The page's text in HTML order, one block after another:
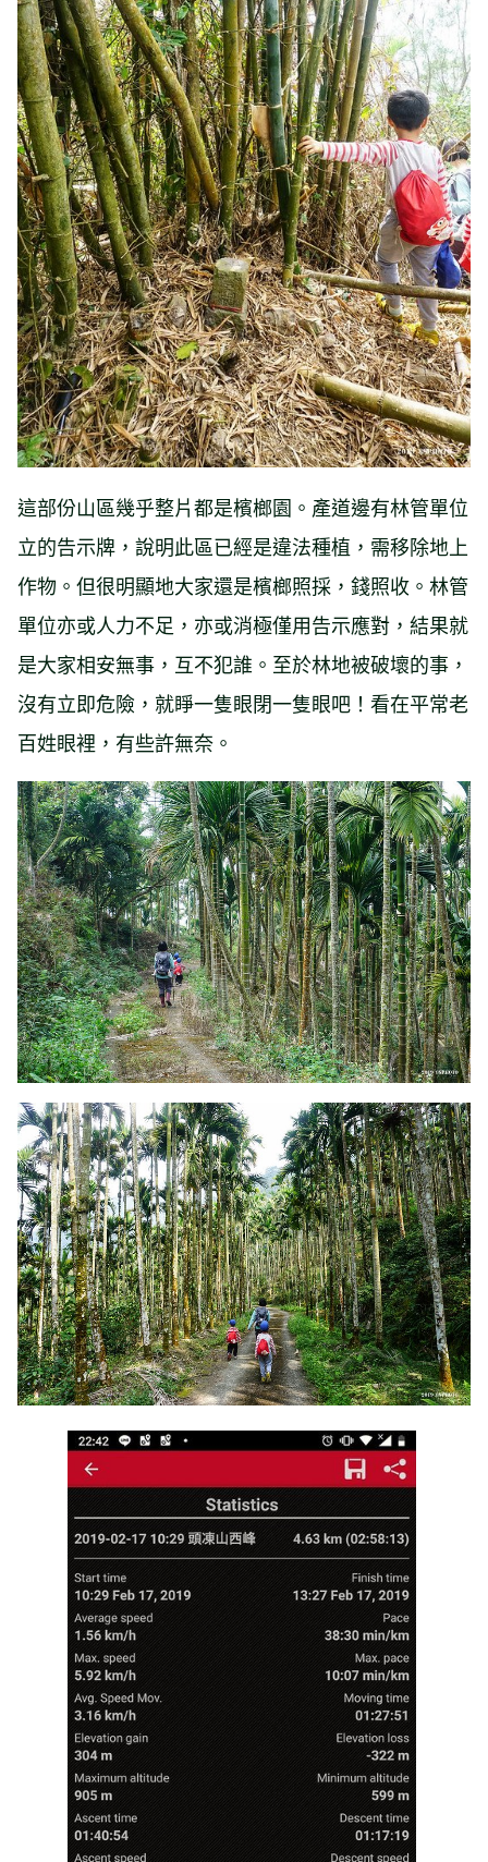
這部份山區幾乎整片都是檳榔園。產道邊有林管單位
立的告示牌，說明此區已經是違法種植，需移除地上
作物。但很明顯地大家還是檳榔照採，錢照收。林管
單位亦或人力不足，亦或消極僅用告示應對，結果就
是大家相安無事，互不犯誰。至於林地被破壞的事，
沒有立即危險，就睜一隻眼閉一隻眼吧！看在平常老
百姓眼裡，有些許無奈。